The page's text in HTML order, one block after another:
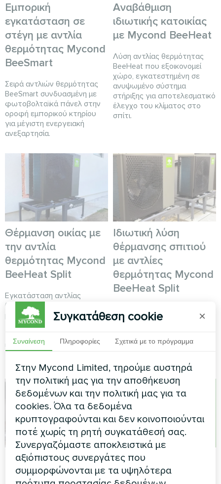
Εμπορική
εγκατάσταση σε
στέγη με αντλία
θερμότητας Mycond
BeeSmart
Σειρά αντλιών θερμότητας
BeeSmart συνδυασμένη με
φωτοβολταϊκά πάνελ στην
οροφή εμπορικού κτηρίου
για μέγιστη ενεργειακή
ανεξαρτησία.
Αναβάθμιση
ιδιωτικής κατοικίας
με Mycond BeeHeat
Λύση αντλίας θερμότητας
BeeHeat που εξοικονομεί
χώρο, εγκατεστημένη σε
ανυψωμένο σύστημα
στήριξης για αποτελεσματικό
έλεγχο του κλίματος στο
σπίτι.
Θέρμανση οικίας με
την αντλία
θερμότητας Mycond
BeeHeat Split
Εγκατάσταση αντλίας
θερμότητας σειράς BeeHeat
με ενεργειακή απόδοση που
παρέχει έλεγχο κλίματος όλο
ιδιωτική κατοικία.
Ιδιωτική λύση
θέρμανσης σπιτιού
με αντλίες
θερμότητας Mycond
BeeHeat Split
Λύση αντλίας θερμότητας με
διαχωρισμένη μονάδα
ιδιωτική κατοικία
Εμπορικό σύστημα
κλιματισμού λιανικής
Λύση κλίματος
εμπορικού κέντρου
Συγκατάθεση cookie ×
Συναίνεση Πληροφορίες Σχετικά με το πρόγραμμα
Στην Mycond Limited, τηρούμε αυστηρά
την πολιτική μας για την αποθήκευση
δεδομένων και την πολιτική μας για τα
cookies. Όλα τα δεδομένα
κρυπτογραφούνται και δεν κοινοποιούνται
ποτέ χωρίς τη ρητή συγκατάθεσή σας.
Συνεργαζόμαστε αποκλειστικά με
αξιόπιστους συνεργάτες που
συμμορφώνονται με τα υψηλότερα